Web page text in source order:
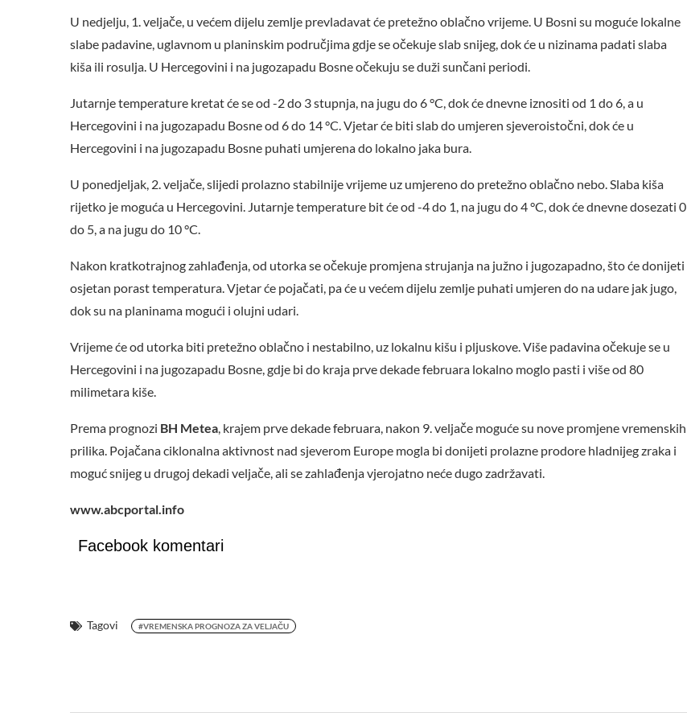
U nedjelju, 1. veljače, u većem dijelu zemlje prevladavat će pretežno oblačno vrijeme. U Bosni su moguće lokalne
slabe padavine, uglavnom u planinskim područjima gdje se očekuje slab snijeg, dok će u nizinama padati slaba
kiša ili rosulja. U Hercegovini i na jugozapadu Bosne očekuju se duži sunčani periodi.
Jutarnje temperature kretat će se od -2 do 3 stupnja, na jugu do 6 °C, dok će dnevne iznositi od 1 do 6, a u
Hercegovini i na jugozapadu Bosne od 6 do 14 °C. Vjetar će biti slab do umjeren sjeveroistočni, dok će u
Hercegovini i na jugozapadu Bosne puhati umjerena do lokalno jaka bura.
U ponedjeljak, 2. veljače, slijedi prolazno stabilnije vrijeme uz umjereno do pretežno oblačno nebo. Slaba kiša
rijetko je moguća u Hercegovini. Jutarnje temperature bit će od -4 do 1, na jugu do 4 °C, dok će dnevne dosezati 0
do 5, a na jugu do 10 °C.
Nakon kratkotrajnog zahlađenja, od utorka se očekuje promjena strujanja na južno i jugozapadno, što će donijeti
osjetan porast temperatura. Vjetar će pojačati, pa će u većem dijelu zemlje puhati umjeren do na udare jak jugo,
dok su na planinama mogući i olujni udari.
Vrijeme će od utorka biti pretežno oblačno i nestabilno, uz lokalnu kišu i pljuskove. Više padavina očekuje se u
Hercegovini i na jugozapadu Bosne, gdje bi do kraja prve dekade februara lokalno moglo pasti i više od 80
milimetara kiše.
Prema prognozi BH Metea, krajem prve dekade februara, nakon 9. veljače moguće su nove promjene vremenskih
prilika. Pojačana ciklonalna aktivnost nad sjeverom Europe mogla bi donijeti prolazne prodore hladnijeg zraka i
moguć snijeg u drugoj dekadi veljače, ali se zahlađenja vjerojatno neće dugo zadržavati.
www.abcportal.info
Facebook komentari
Tagovi #VREMENSKA PROGNOZA ZA VELJAČU